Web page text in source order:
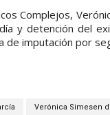
Complejos,
y detención del
de imputación por
Verónica Simesen